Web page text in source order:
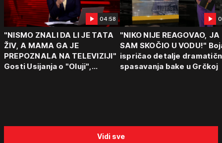
04:58
"NISMO ZNALI DA LI JE TATA
ŽIV, A MAMA GA JE
PREPOZNALA NA TELEVIZIJI"
Gosti Usijanja o "Oluji",
"NIKO NIJE REAGOVAO, JA
SAM SKOČIO U VODU!"
ispričao detalje
spasavanja bake u Grčkoj
Vidi sve